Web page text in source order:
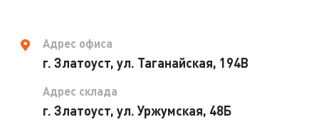
Адрес офиса
г. Златоуст, ул. Таганайская, 194В
Адрес склада
г. Златоуст, ул. Уржумская, 48Б